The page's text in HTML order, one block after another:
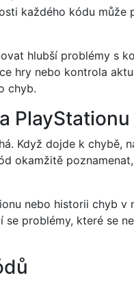
každého kódu
hlubší problémy s
hry nebo kontrola
chyb.
PlayStationu
Když dojde k chybě,
okamžitě
nebo historii chyb v
problémy, které se